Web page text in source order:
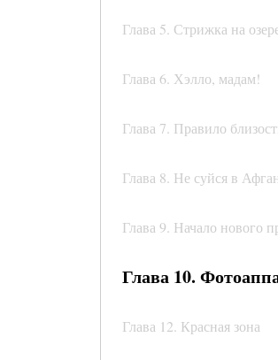
Глава 5. Стрижка на
Глава 6. Хэлло, мадам!
Глава 7. Правило
Глава 8. Не суйся в
Глава 9. Начало нового
Глава 10.
Глава 12. Красная зона